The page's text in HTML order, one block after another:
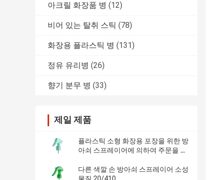
아크릴 화장품 병 (12)
비어 있는 탈취 스틱 (78)
화장용 플라스틱 병 (131)
정유 유리병 (26)
향기 분무 병 (33)
제일 제품
플라스틱 소형 화장용 포장을 위한 방
아쇠 스프레이어에 의하여 주문을 받
다른 색깔 손 방아쇠 스프레이어 소성